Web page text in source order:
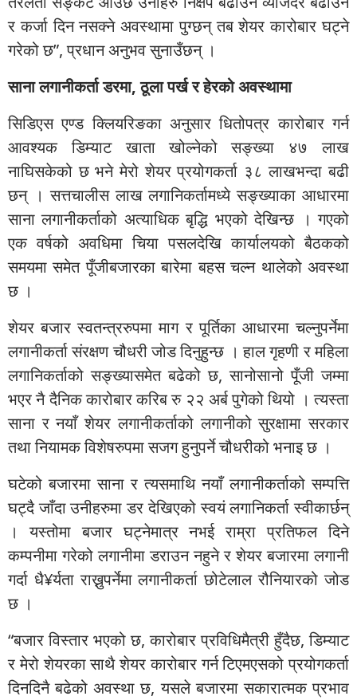
र कर्जा दिन नसक्ने अवस्थामा पुग्छन् तब शेयर कारोबार घट्ने
गरेको छ”, प्रधान अनुभव सुनाउँछन् ।
साना लगानीकर्ता डरमा, ठूला पर्ख र हेरको अवस्थामा
सिडिएस एण्ड क्लियरिङका अनुसार धितोपत्र कारोबार गर्न
आवश्यक डिम्याट खाता खोल्नेको सङ्ख्या ४७ लाख
नाघिसकेको छ भने मेरो शेयर प्रयोगकर्ता ३८ लाखभन्दा बढी
छन् । सत्तचालीस लाख लगानिकर्तामध्ये सङ्ख्याका आधारमा
साना लगानीकर्ताको अत्याधिक बृद्धि भएको देखिन्छ । गएको
एक वर्षको अवधिमा चिया पसलदेखि कार्यालयको बैठकको
समयमा समेत पूँजीबजारका बारेमा बहस चल्न थालेको अवस्था
छ ।
शेयर बजार स्वतन्त्ररुपमा माग र पूर्तिका आधारमा चल्नुपर्नेमा
लगानीकर्ता संरक्षण चौधरी जोड दिनुहुन्छ । हाल गृहणी र महिला
लगानिकर्ताको सङ्ख्यासमेत बढेको छ, सानोसानो पूँजी जम्मा
भएर नै दैनिक कारोबार करिब रु २२ अर्ब पुगेको थियो । त्यस्ता
साना र नयाँ शेयर लगानीकर्ताको लगानीको सुरक्षामा सरकार
तथा नियामक विशेषरुपमा सजग हुनुपर्ने चौधरीको भनाइ छ ।
घटेको बजारमा साना र त्यसमाथि नयाँ लगानीकर्ताको सम्पत्ति
घट्दै जाँदा उनीहरुमा डर देखिएको स्वयं लगानिकर्ता स्वीकार्छन्
। यस्तोमा बजार घट्नेमात्र नभई राम्रा प्रतिफल दिने
कम्पनीमा गरेको लगानीमा डराउन नहुने र शेयर बजारमा लगानी
गर्दा धै¥र्यता राख्नुपर्नेमा लगानीकर्ता छोटेलाल रौनियारको जोड
छ ।
“बजार विस्तार भएको छ, कारोबार प्रविधिमैत्री हुँदैछ, डिम्याट
र मेरो शेयरका साथै शेयर कारोबार गर्न टिएमएसको प्रयोगकर्ता
दिनदिनै बढेको अवस्था छ, यसले बजारमा सकारात्मक प्रभाव